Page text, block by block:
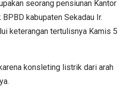
seorang pensiunan Kantor
kabupaten Sekadau Ir.
keterangan tertulisnya Kamis 5
konsleting listrik dari arah